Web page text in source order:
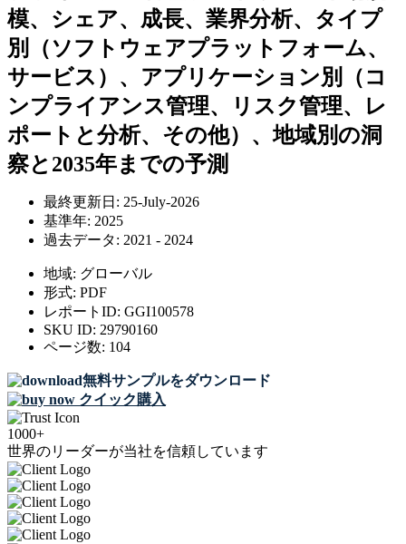
模、シェア、成長、業界分析、タイプ
別（ソフトウェアプラットフォーム、
サービス）、アプリケーション別（コ
ンプライアンス管理、リスク管理、レ
ポートと分析、その他）、地域別の洞
察と2035年までの予測
最終更新日: 25-July-2026
基準年: 2025
過去データ: 2021 - 2024
地域: グローバル
形式: PDF
レポートID: GGI100578
SKU ID: 29790160
ページ数: 104
無料サンプルをダウンロード
クイック購入
1000+
世界のリーダーが当社を信頼しています